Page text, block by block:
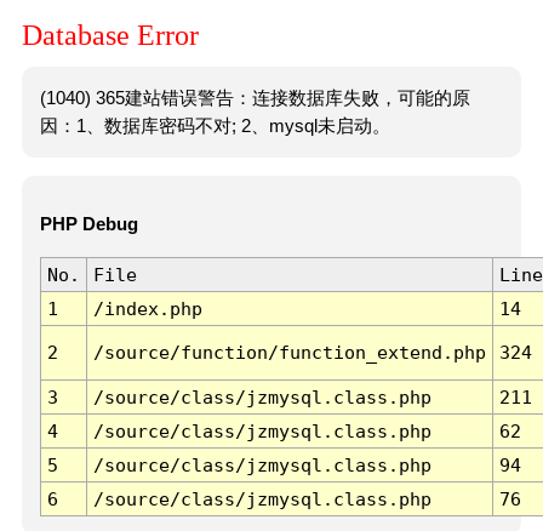
Database Error
(1040) 365建站错误警告：连接数据库失败，可能的原
因：1、数据库密码不对; 2、mysql未启动。
PHP Debug
No. File
Line
1
/index.php 14
2 /source/function/function_extend.php 324
3 /source/class/jzmysql.class.php
211
4
/source/class/jzmysql.class.php
62
5
/source/class/jzmysql.class.php
94
6
/source/class/jzmysql.class.php 76